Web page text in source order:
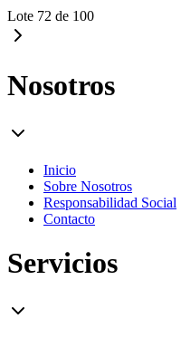
Lote 72 de 100
Nosotros
Inicio
Sobre Nosotros
Responsabilidad Social
Contacto
Servicios